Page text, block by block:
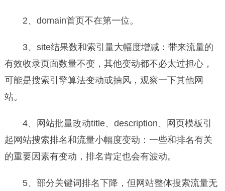
2、domain首页不在第一位。
3、site结果数和索引量大幅度增减：带来流量的
有效收录页面数量不变，其他变动都不必太过担心，
可能是搜索引擎算法变动或抽风，观察一下其他网
站。
4、网站批量改动title、description、网页模板引
起网站搜索排名和流量小幅度变动：一些和排名有关
的重要因素有变动，排名肯定也会有波动。
5、部分关键词排名下降，但网站整体搜索流量无